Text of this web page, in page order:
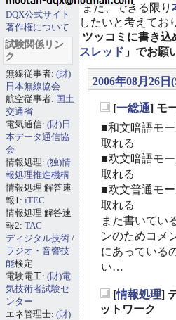
また、できる限り
したいと考えてお
ツッコミに書き込
スレッド 」でお願
2006年08月26日
[一総通] モ
■和文暗語モ
取れる
■欧文暗語モ
取れる
■欧文普通モ
取れる
また書いてい
ンのためコメ
にあっている
い…
[情報処理]
ットワーク
DQX公式サイト
著作権について
試験関係リン
ク
無線従事者: (財)
日本無線協会
航空従事者: 国土
交通省
電気通信: (財)日
本データ通信協
会
情報処理: (独)情
報処理推進機構
情報処理 解答速
報1: iTEC
情報処理 解答速
報2: TAC
ディジタル技術 /
ラジオ・音響技
能検定
電験電工: (財)電
気技術者試験セ
ンター
エネ管理士: (財)